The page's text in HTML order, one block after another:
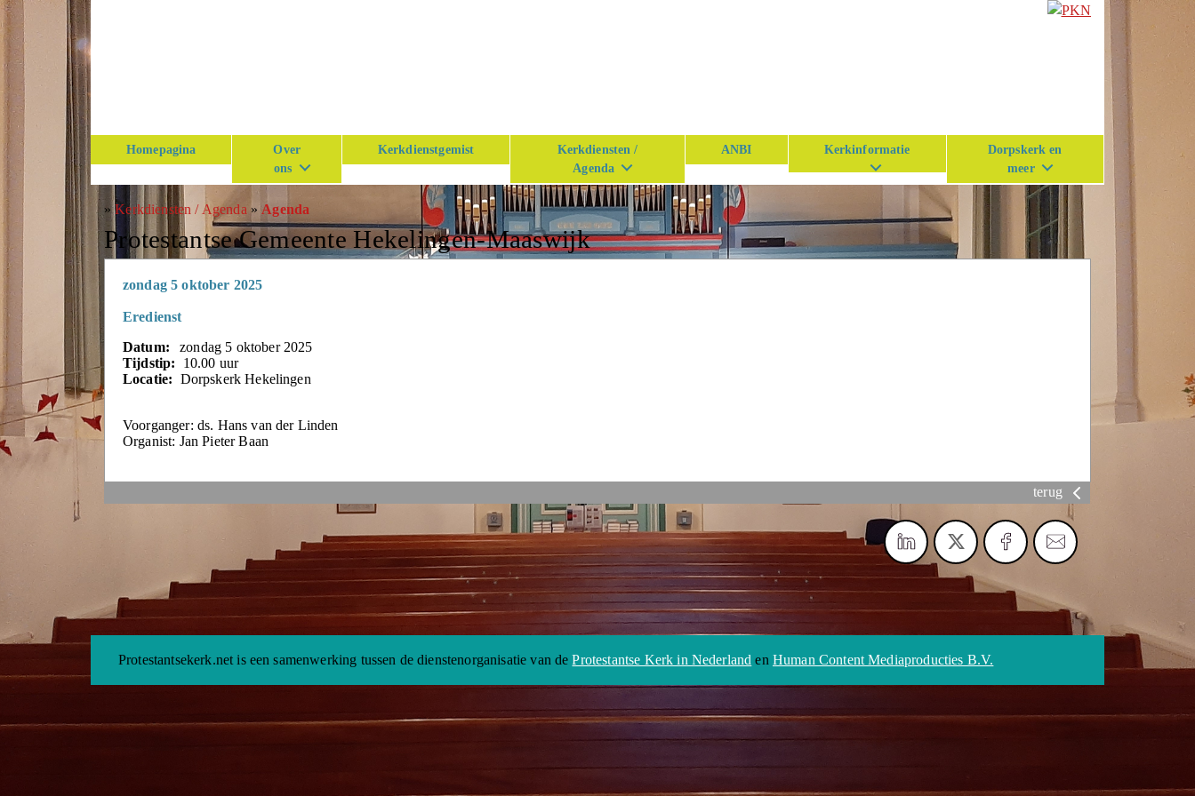
Homepagina
Over
ons
Kerkdienstgemist
Kerkdiensten /
Agenda
ANBI Kerkinformatie
Dorpskerk en
meer
»Kerkdiensten / Agenda » Agenda
Protestantse Gemeente Hekelingen-Maaswijk
zondag 5 oktober 2025
Eredienst
Datum:
zondag 5 oktober 2025
Tijdstip:
10.00 uur
Locatie: Dorpskerk Hekelingen
Voorganger: ds. Hans van der Linden
Organist: Jan Pieter Baan
terug
Protestantsekerk.net is een samenwerking tussen de dienstenorganisatie van deProtestantse Kerk in Nederland en Human Content Mediaproducties B.V.